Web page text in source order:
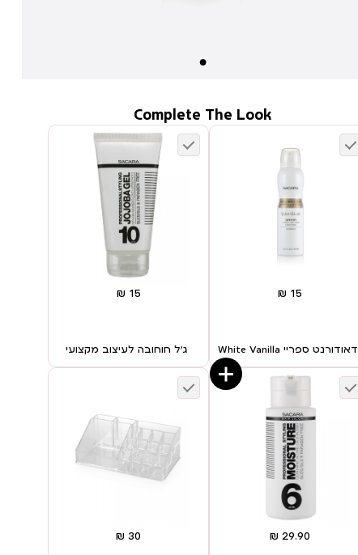
דאודורנט ספריי White Vanilla ג’ל חוחובה לעיצוב מקצועי
Complete The Look